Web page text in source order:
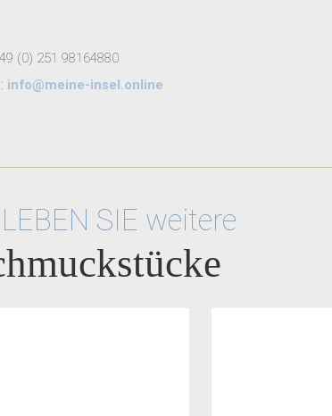
(0) 251 98164880
info@meine-insel.online
SIE weitere